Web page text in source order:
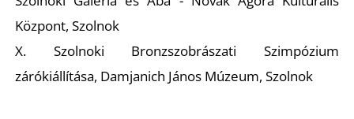
Központ, Szolnok
X. Szolnoki Bronzszobrászati Szimpózium
zárókiállítása, Damjanich János Múzeum, Szolnok